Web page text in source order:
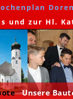
Doren
und zur Hl.
Unsere